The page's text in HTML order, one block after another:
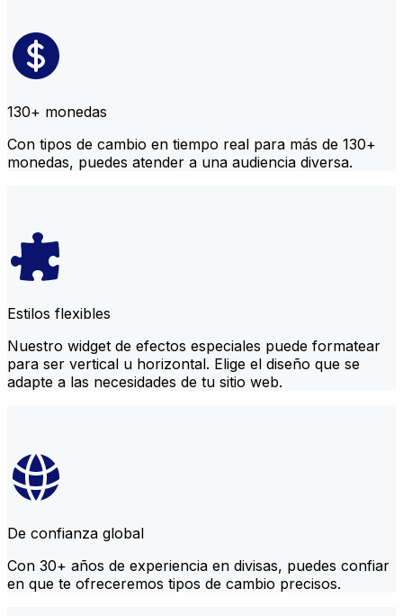
130+ monedas
Con tipos de cambio en tiempo real para más de 130+
monedas, puedes atender a una audiencia diversa.
Estilos flexibles
Nuestro widget de efectos especiales puede formatear
para ser vertical u horizontal. Elige el diseño que se
adapte a las necesidades de tu sitio web.
De confianza global
Con 30+ años de experiencia en divisas, puedes confiar
en que te ofreceremos tipos de cambio precisos.